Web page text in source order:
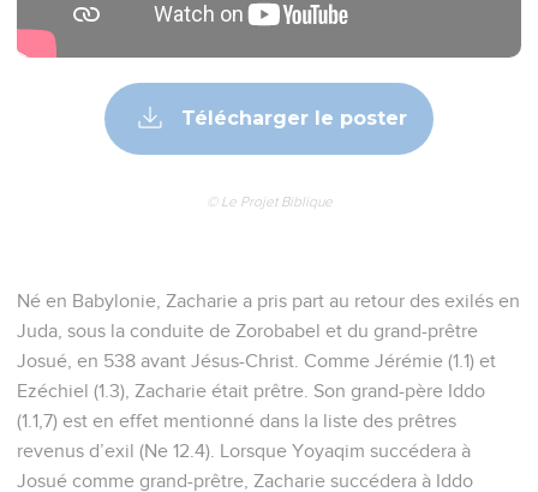
Télécharger le poster
© Le Projet Biblique
Né en Babylonie, Zacharie a pris part au retour des exilés en
Juda, sous la conduite de Zorobabel et du grand-prêtre
Josué, en 538 avant Jésus-Christ. Comme Jérémie (1.1) et
Ezéchiel (1.3), Zacharie était prêtre. Son grand-père Iddo
(1.1,7) est en effet mentionné dans la liste des prêtres
revenus d’exil (Ne 12.4). Lorsque Yoyaqim succédera à
Josué comme grand-prêtre, Zacharie succédera à Iddo